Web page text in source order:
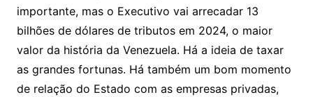
importante, mas o Executivo vai arrecadar 13
bilhões de dólares de tributos em 2024, o maior
valor da história da Venezuela. Há a ideia de taxar
as grandes fortunas. Há também um bom momento
de relação do Estado com as empresas privadas,